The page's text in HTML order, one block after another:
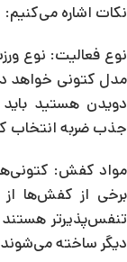
نکات اشاره می‌کنیم:
نوع فعالیت: نوع
مدل کتونی خواهد
دویدن هستید
جذب ضربه انتخاب
مواد کفش:
برخی از کفش‌ها
تنفس‌پذیرتر هستند
دیگر ساخته